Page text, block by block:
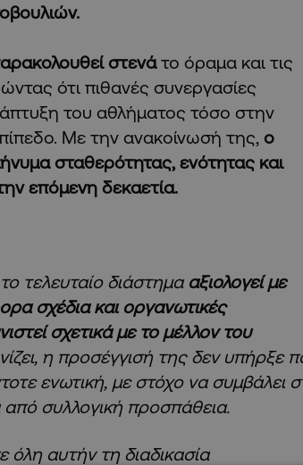
στενάτο όραμα και τις
ότι πιθανές συνεργασίες
του αθλήματος τόσο στην
Με την ανακοίνωσή της, ο
σταθερότητας, ενότητας και
επόμενη δεκαετία.
τελευταίο διάστημα αξιολογεί με
σχέδια και οργανωτικές
σχετικά με το μέλλον του
η προσέγγισή της δεν υπήρξε
ενωτική, με στόχο να συμβάλει
συλλογική προσπάθεια.
όλη αυτήν τη διαδικασία